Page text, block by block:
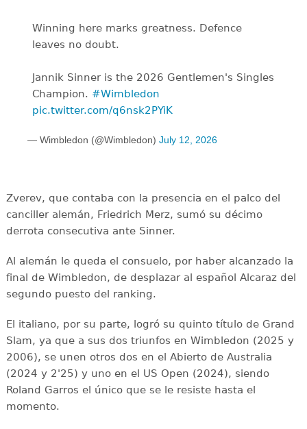
Winning here marks greatness. Defence
leaves no doubt.
Jannik Sinner is the 2026 Gentlemen's Singles
Champion. #Wimbledon
pic.twitter.com/q6nsk2PYiK
— Wimbledon (@Wimbledon) July 12, 2026
Zverev, que contaba con la presencia en el palco del
canciller alemán, Friedrich Merz, sumó su décimo
derrota consecutiva ante Sinner.
Al alemán le queda el consuelo, por haber alcanzado la
final de Wimbledon, de desplazar al español Alcaraz del
segundo puesto del ranking.
El italiano, por su parte, logró su quinto título de Grand
Slam, ya que a sus dos triunfos en Wimbledon (2025 y
2006), se unen otros dos en el Abierto de Australia
(2024 y 2'25) y uno en el US Open (2024), siendo
Roland Garros el único que se le resiste hasta el
momento.